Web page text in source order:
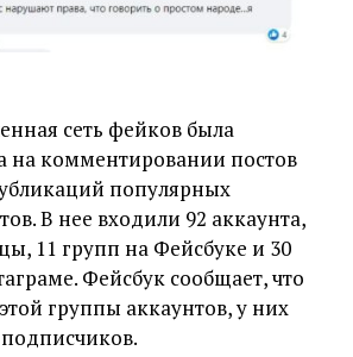
сеть фейков была
на комментировании постов
популярных
В нее входили 92 аккаунта,
11 групп на Фейсбуке и 30
Фейсбук сообщает, что
группы аккаунтов, у них